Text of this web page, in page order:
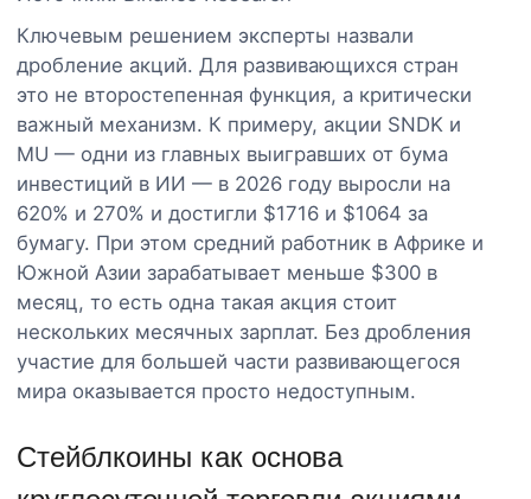
Ключевым решением эксперты назвали
дробление акций. Для развивающихся стран
это не второстепенная функция, а критически
важный механизм. К примеру, акции SNDK и
MU — одни из главных выигравших от бума
инвестиций в ИИ — в 2026 году выросли на
620% и 270% и достигли $1716 и $1064 за
бумагу. При этом средний работник в Африке и
Южной Азии зарабатывает меньше $300 в
месяц, то есть одна такая акция стоит
нескольких месячных зарплат. Без дробления
участие для большей части развивающегося
мира оказывается просто недоступным.
Стейблкоины как основа